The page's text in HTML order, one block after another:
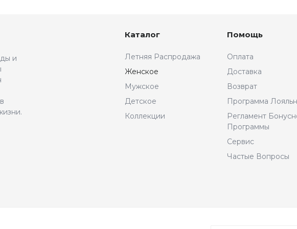
и
Каталог
Летняя Распродажа
Женское
Мужское
Детское
Коллекции
Помощь
Оплата
Доставка
Возврат
Программа
Регламент
Программы
Сервис
Частые Вопросы